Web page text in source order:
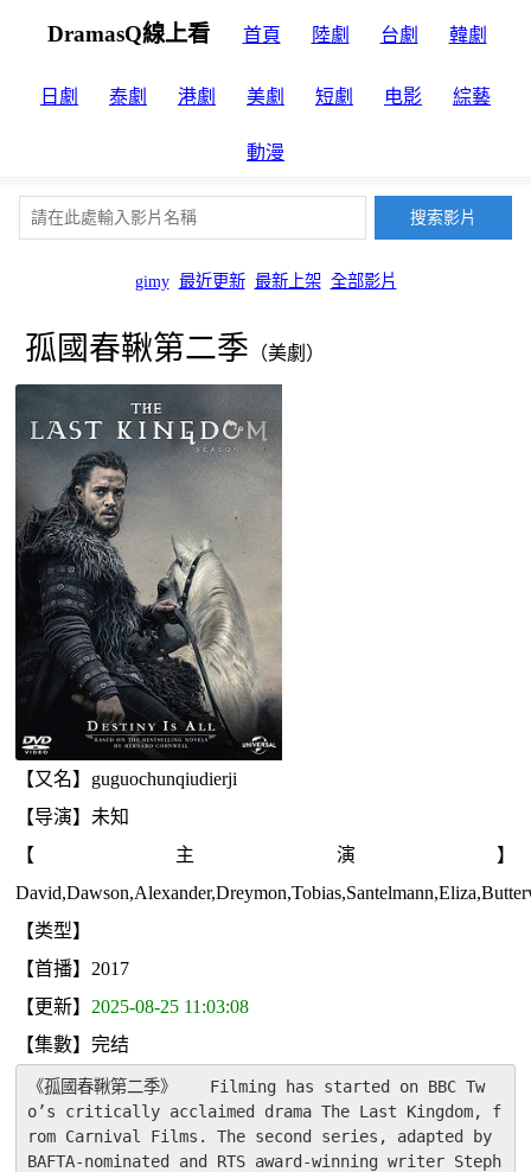
DramasQ線上看 首頁 陸劇 台劇 韓劇
日劇 泰劇 港劇 美劇 短劇 电影 綜藝
動漫
gimy 最近更新 最新上架 全部影片
孤國春鞦第二季 （美劇）
【又名】guguochunqiudierji
【导演】未知
【主演】
【类型】
【首播】2017
【更新】 2025-08-25 11:03:08
【集數】完结
《孤國春鞦第二季》　　Filming has started on BBC Tw
o’s critically acclaimed drama The Last Kingdom, f
rom Carnival Films. The second series, adapted by
BAFTA-nominated and RTS award-winning writer Steph